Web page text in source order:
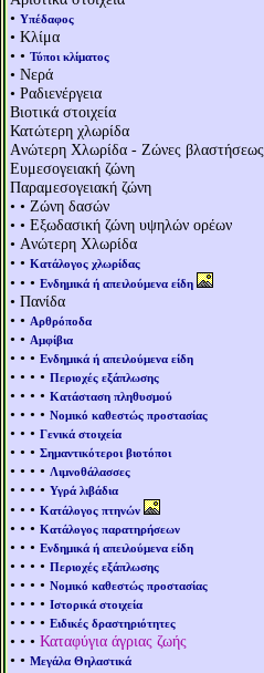
• Υπέδαφος
• Κλίμα
• • Τύποι κλίματος
• Νερά
• Ραδιενέργεια
Βιοτικά στοιχεία
Κατώτερη χλωρίδα
Aνώτερη Χλωρίδα - Ζώνες βλαστήσεως
Ευμεσογειακή ζώνη
Παραμεσογειακή ζώνη
• • Ζώνη δασών
• • Εξωδασική ζώνη υψηλών ορέων
• Aνώτερη Χλωρίδα
• • Κατάλογος χλωρίδας
• • • Ενδημικά ή απειλούμενα είδη
• Πανίδα
• • Αρθρόποδα
• • Αμφίβια
• • • Ενδημικά ή απειλούμενα είδη
• • • • Περιοχές εξάπλωσης
• • • • Κατάσταση πληθυσμού
• • • • Νομικό καθεστώς προστασίας
• • • Γενικά στοιχεία
• • • Σημαντικότεροι βιοτόποι
• • • • Λιμνοθάλασσες
• • • • Υγρά λιβάδια
• • • Κατάλογος πτηνών
• • • Κατάλογος παρατηρήσεων
• • • Ενδημικά ή απειλούμενα είδη
• • • • Περιοχές εξάπλωσης
• • • • Νομικό καθεστώς προστασίας
• • • • Ιστορικά στοιχεία
• • • • Ειδικές δραστηριότητες
• • • Καταφύγια άγριας ζωής
• • Μεγάλα Θηλαστικά